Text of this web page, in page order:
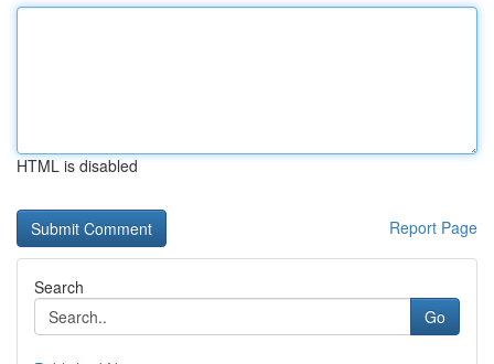
HTML is disabled
Report Page
Search
Go